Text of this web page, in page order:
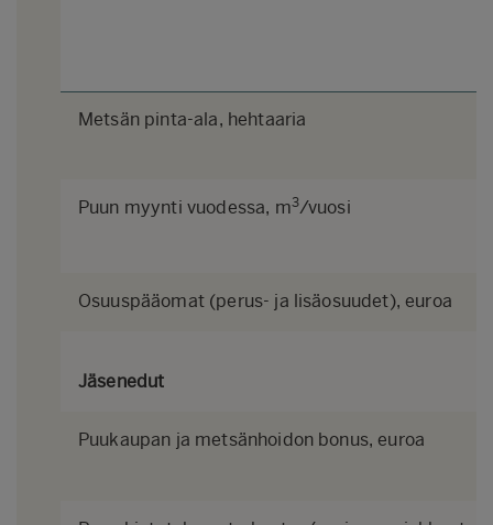
Metsän pinta-ala, hehtaaria
Puun myynti vuodessa, m3/vuosi
Osuuspääomat (perus- ja lisäosuudet), euroa
Jäsenedut
Puukaupan ja metsänhoidon bonus, euroa